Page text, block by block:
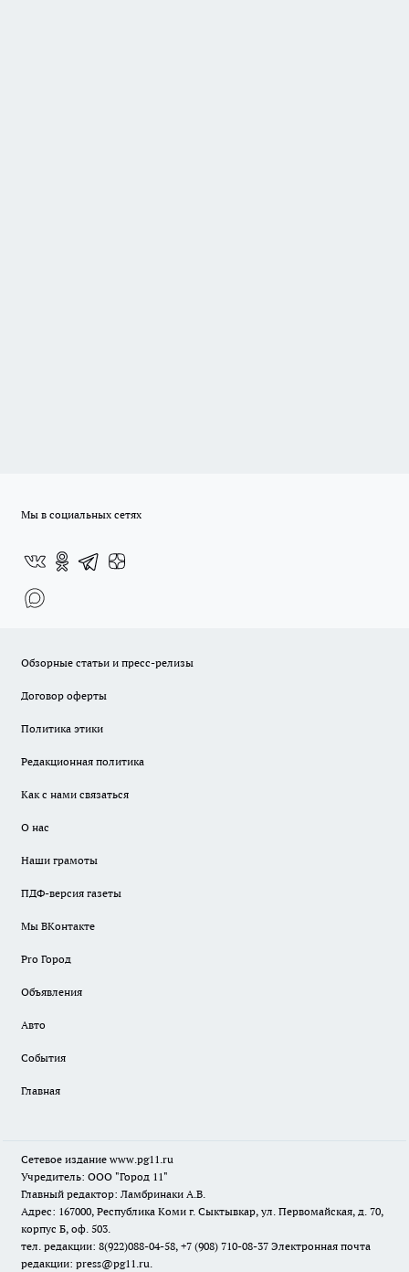
Мы в социальных сетях
Обзорные статьи и пресс-релизы
Договор оферты
Политика этики
Редакционная политика
Как с нами связаться
О нас
Наши грамоты
ПДФ-версия газеты
Мы ВКонтакте
Pro Город
Объявления
Авто
События
Главная
Сетевое издание www.pg11.ru
Учредитель: ООО "Город 11"
Главный редактор: Ламбринаки А.В.
Адрес: 167000, Республика Коми г. Сыктывкар, ул. Первомайская, д. 70,
корпус Б, оф. 503.
тел. редакции: 8(922)088-04-58, +7 (908) 710-08-37 Электронная почта
редакции: press@pg11.ru.